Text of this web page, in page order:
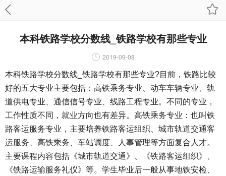
本科铁路学校分数线_铁路学校有那些专业
2019-09-08
本科铁路学校分数线_铁路学校有那些专业?目前，铁路比较
好的五大专业主要包括：高铁乘务专业、动车车辆专业、轨
道供电专业、通信信号专业、线路工程专业。不同的专业，
工作性质不同，就业方向也有差异。高铁乘务专业：也叫铁
路客运服务专业，主要培养铁路客运组织、城市轨道交通客
运服务、高铁乘务、车站调度、人事管理等方面复合人才。
主要课程内容包括《城市轨道交通》、《铁路客运组织》、
《铁路运输服务礼仪》等。学生毕业后一般从事地铁安检、